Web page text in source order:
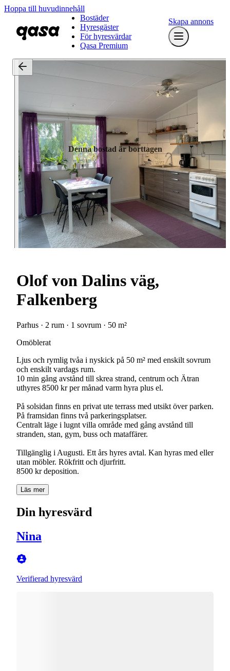
Hoppa till huvudinnehåll
Bostäder
Hyresgäster
För hyresvärdar
Qasa Premium
Skapa annons
Denna bostad är borttagen
Olof von Dalins väg,
Falkenberg
Parhus · 2 rum · 1 sovrum · 50 m²
Omöblerat
Ljus och rymlig tvåa i nyskick på 50 m² med enskilt sovrum
och enskilt vardags rum.
10 min gång avstånd till skrea strand, centrum och Ätran
uthyres 8500 kr per månad varm hyra plus el.
På solsidan finns en privat ute terrass med utsikt över parken.
På framsidan finns två parkeringsplatser.
Centralt läge i lugnt villa område med gång avstånd till
stranden, stan, gym, buss och mataffärer.
Tillgänglig i Augusti. Ett års hyres avtal. Kan hyras med eller
utan möbler. Rökfritt och djurfritt.
Läs mer
Din hyresvärd
Nina
Verifierad hyresvärd